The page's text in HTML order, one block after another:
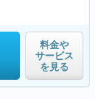
料金や
サービス
を見る